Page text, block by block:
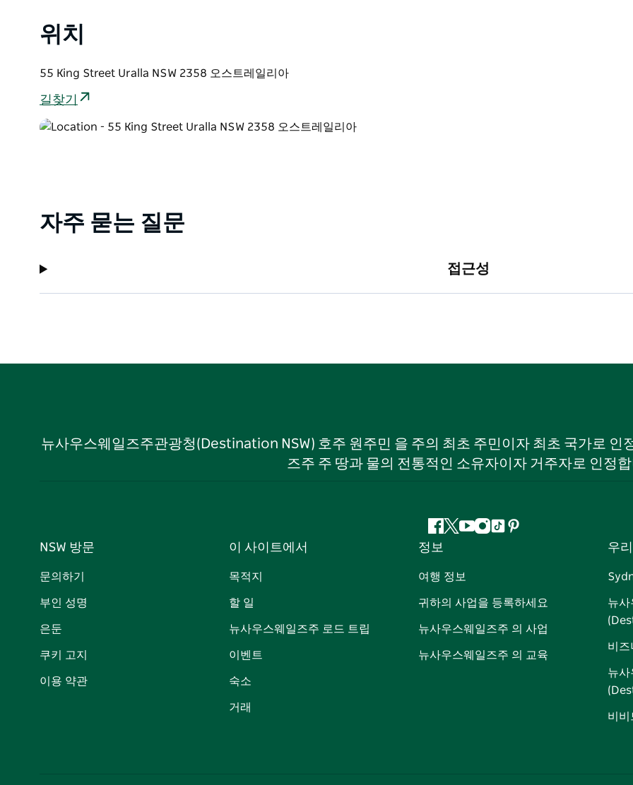
위치
55 King Street Uralla NSW 2358 오스트레일리아
길찾기
자주 묻는 질문
접근성
뉴사우스웨일즈주관광청(Destination NSW) 호주 원주민 을 주의 최초 주민이자 최초 국가로 인
즈주 주 땅과 물의 전통적인 소유자이자 거주자로 인정
페
이
지 유 인
램
틱
핀
트
NSW 방문
문의하기
부인 성명
은둔
쿠키 고지
이용 약관
이 사이트에서
목적지
할 일
뉴사우스웨일즈주 로드 트립
이벤트
숙소
거래
정보
여행 정보
귀하의 사업을 등록하세요
뉴사우스웨일즈주 의 사업
뉴사우스웨일즈주 의 교육
우
뉴사
비즈
뉴사
비